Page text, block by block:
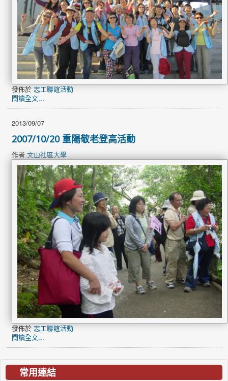
發佈於 志工聯誼活動
閱讀全文...
2013/09/07
2007/10/20 重陽敬老登高活動
作者文山社區大學
發佈於 志工聯誼活動
閱讀全文...
常用連結